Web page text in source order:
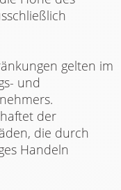
gelten im
und
der
die durch
Handeln